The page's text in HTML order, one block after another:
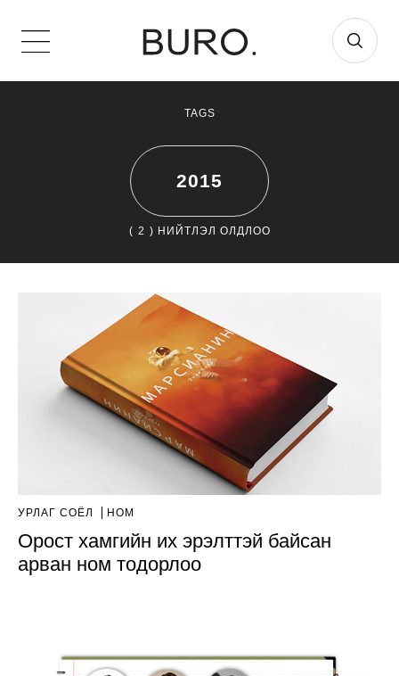
TAGS
2015
( 2 ) НИЙТЛЭЛ ОЛДЛОО
УРЛАГ СОЁЛ НОМ
Орост хамгийн их эрэлттэй байсан
арван ном тодорлоо